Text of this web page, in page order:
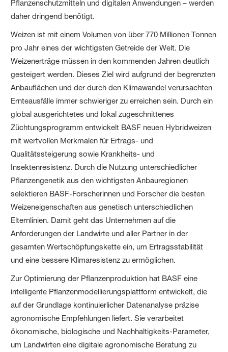
Pflanzenschutzmitteln und digitalen Anwendungen – werden
daher dringend benötigt.
Weizen ist mit einem Volumen von über 770 Millionen Tonnen
pro Jahr eines der wichtigsten Getreide der Welt. Die
Weizenerträge müssen in den kommenden Jahren deutlich
gesteigert werden. Dieses Ziel wird aufgrund der begrenzten
Anbauflächen und der durch den Klimawandel verursachten
Ernteausfälle immer schwieriger zu erreichen sein. Durch ein
global ausgerichtetes und lokal zugeschnittenes
Züchtungsprogramm entwickelt BASF neuen Hybridweizen
mit wertvollen Merkmalen für Ertrags- und
Qualitätssteigerung sowie Krankheits- und
Insektenresistenz. Durch die Nutzung unterschiedlicher
Pflanzengenetik aus den wichtigsten Anbauregionen
selektieren BASF-Forscherinnen und Forscher die besten
Weizeneigenschaften aus genetisch unterschiedlichen
Elternlinien. Damit geht das Unternehmen auf die
Anforderungen der Landwirte und aller Partner in der
gesamten Wertschöpfungskette ein, um Ertragsstabilität
und eine bessere Klimaresistenz zu ermöglichen.
Zur Optimierung der Pflanzenproduktion hat BASF eine
intelligente Pflanzenmodellierungsplattform entwickelt, die
auf der Grundlage kontinuierlicher Datenanalyse präzise
agronomische Empfehlungen liefert. Sie verarbeitet
ökonomische, biologische und Nachhaltigkeits-Parameter,
um Landwirten eine digitale agronomische Beratung zu